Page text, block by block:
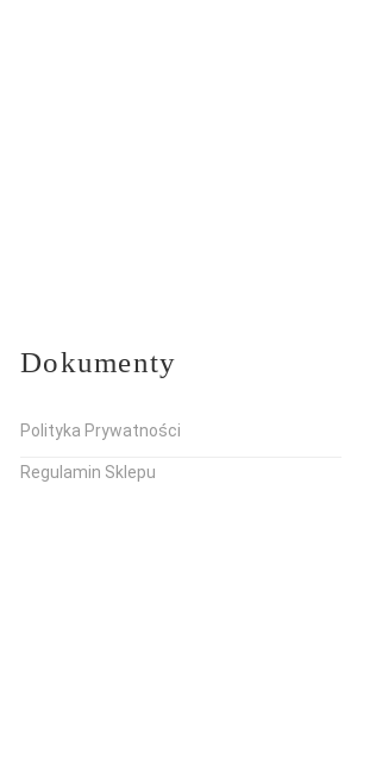
Dokumenty
Polityka Prywatności
Regulamin Sklepu